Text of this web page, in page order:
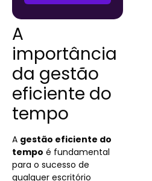
A
importância
da gestão
eficiente do
tempo
A gestão eficiente do
tempo é fundamental
para o sucesso de
qualquer escritório